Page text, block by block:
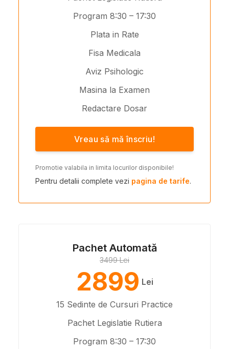
Program 8:30 – 17:30
Plata in Rate
Fisa Medicala
Aviz Psihologic
Masina la Examen
Redactare Dosar
Vreau să mă înscriu!
Promotie valabila in limita locurilor disponibile!
Pentru detalii complete vezi pagina de tarife.
Pachet Automată
3499 Lei
2899 Lei
15 Sedinte de Cursuri Practice
Pachet Legislatie Rutiera
Program 8:30 – 17:30